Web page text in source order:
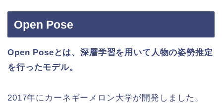
Open Pose
Open Pose とは、深層学習を用いて人物の姿勢推定
を行ったモデル。
2017年にカーネギーメロン大学が開発しました。